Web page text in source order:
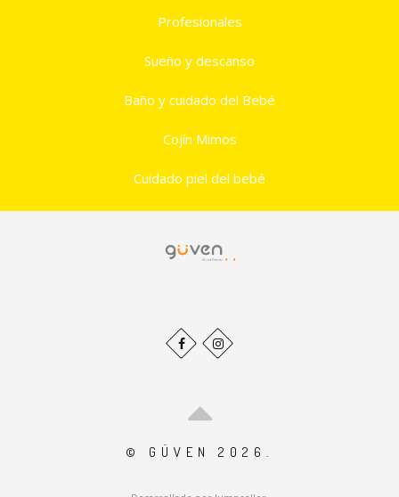
Profesionales
Sueño y descanso
Baño y cuidado del Bebé
Cojín Mimos
Cuidado piel del bebé
© GÜVEN 2026.